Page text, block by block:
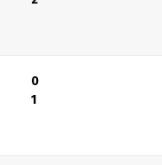
0
1